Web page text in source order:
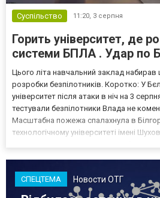
Суспільство 11:20, 3 серпня
Горить університет, де
системи БПЛА . Удар по
Цього літа навчальний заклад набирав
розробки безпілотників. Коротко: У
університет після атаки в ніч на 3
тестували безпілотники Влада не
Масштабна пожежа спалахнула в
технологічному університеті імені
СПЕЦТЕМА Новости ОТГ